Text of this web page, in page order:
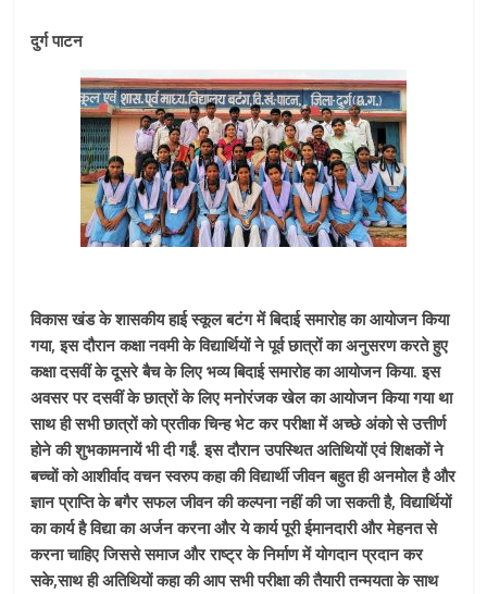
दुर्ग पाटन
विकास खंड के शासकीय हाई स्कूल बटंग में बिदाई समारोह का आयोजन किया
गया, इस दौरान कक्षा नवमी के विद्यार्थियों ने पूर्व छात्रों का अनुसरण करते हुए
कक्षा दसवीं के दूसरे बैच के लिए भव्य बिदाई समारोह का आयोजन किया. इस
अवसर पर दसवीं के छात्रों के लिए मनोरंजक खेल का आयोजन किया गया था
साथ ही सभी छात्रों को प्रतीक चिन्ह भेट कर परीक्षा में अच्छे अंको से उत्तीर्ण
होने की शुभकामनायें भी दी गईं. इस दौरान उपस्थित अतिथियों एवं शिक्षकों ने
बच्चों को आशीर्वाद वचन स्वरुप कहा की विद्यार्थी जीवन बहुत ही अनमोल है और
ज्ञान प्राप्ति के बगैर सफल जीवन की कल्पना नहीं की जा सकती है, विद्यार्थियों
का कार्य है विद्या का अर्जन करना और ये कार्य पूरी ईमानदारी और मेहनत से
करना चाहिए जिससे समाज और राष्ट्र के निर्माण में योगदान प्रदान कर
सके,साथ ही अतिथियों कहा की आप सभी परीक्षा की तैयारी तन्मयता के साथ